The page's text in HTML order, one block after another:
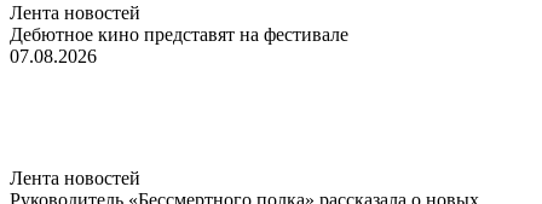
Лента новостей
Дебютное кино представят на фестивале
07.08.2026
Лента новостей
Руководитель «Бессмертного полка» рассказала о новых